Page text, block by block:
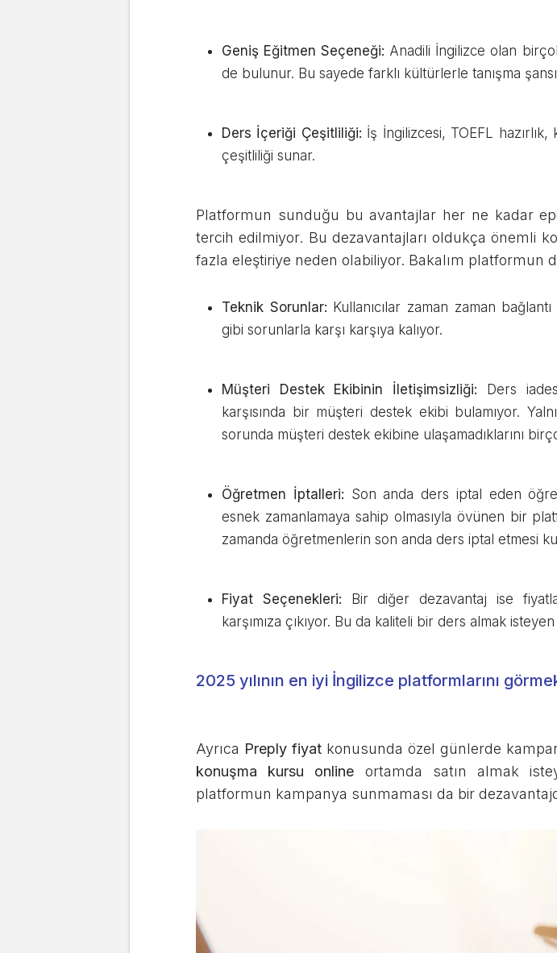
Geniş Eğitmen Seçeneği: Anadili İngilizce olan
de bulunur. Bu sayede farklı kültürlerle tanışma
Ders İçeriği Çeşitliliği: İş İngilizcesi, TOEFL
çeşitliliği sunar.
Platformun sunduğu bu avantajlar her ne kadar
tercih edilmiyor. Bu dezavantajları oldukça önemli
fazla eleştiriye neden olabiliyor. Bakalım platformun
Teknik Sorunlar: Kullanıcılar zaman zaman
gibi sorunlarla karşı karşıya kalıyor.
Müşteri Destek Ekibinin İletişimsizliği: Ders
karşısında bir müşteri destek ekibi bulamıyor.
sorunda müşteri destek ekibine ulaşamadıklarını
Öğretmen İptalleri: Son anda ders iptal eden
esnek zamanlamaya sahip olmasıyla övünen bir
zamanda öğretmenlerin son anda ders iptal etmesi
Fiyat Seçenekleri: Bir diğer dezavantaj ise
karşımıza çıkıyor. Bu da kaliteli bir ders almak
2025 yılının en iyi İngilizce platformlarını
Ayrıca Preply fiyatkonusunda özel günlerde
konuşma kursu online ortamda satın almak
platformun kampanya sunmaması da bir